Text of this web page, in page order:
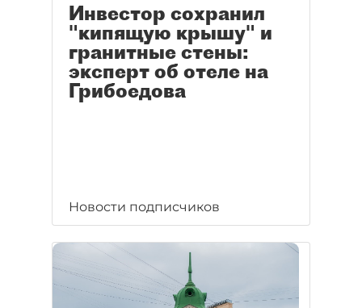
Инвестор сохранил
"кипящую крышу" и
гранитные стены:
эксперт об отеле на
Грибоедова
Новости подписчиков